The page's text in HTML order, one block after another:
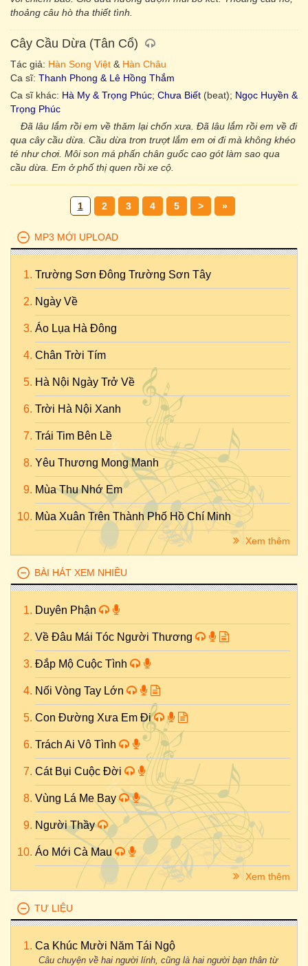
thoảng câu hò tha thiết tình.
Cây Cầu Dừa (Tân Cổ)
Tác giả: Hàn Song Việt & Hàn Châu
Ca sĩ: Thanh Phong & Lê Hồng Thắm
Ca sĩ khác: Hà My & Trọng Phúc; Chưa Biết (beat); Ngọc Huyền &
Trọng Phúc
Đã lâu lắm rồi em về thăm lại chốn xưa. Đã lâu lắm rồi em về đi
qua cây cầu dừa. Cầu dừa trơn trượt lắm em ơi đi mà không khéo
té như chơi. Môi son má phấn chân guốc cao gót làm sao qua
cầu dừa. Em ở phố thị quen rồi xe cộ.
1 2 3 4 5 > »
MP3 MỚI UPLOAD
Trường Sơn Đông Trường Sơn Tây
Ngày Về
Áo Lụa Hà Đông
Chân Trời Tím
Hà Nội Ngày Trở Về
Trời Hà Nội Xanh
Trái Tim Bên Lề
Yêu Thương Mong Manh
Mùa Thu Nhớ Em
Mùa Xuân Trên Thành Phố Hồ Chí Minh
Xem thêm
BÀI HÁT XEM NHIỀU
Duyên Phận
Về Đâu Mái Tóc Người Thương
Đắp Mộ Cuộc Tình
Nối Vòng Tay Lớn
Con Đường Xưa Em Đi
Trách Ai Vô Tình
Cát Bụi Cuộc Đời
Vùng Lá Me Bay
Người Thầy
Áo Mới Cà Mau
Xem thêm
TƯ LIỆU
Ca Khúc Mười Năm Tái Ngộ
Câu chuyện về hai người lính, cũng là hai người bạn thân từ